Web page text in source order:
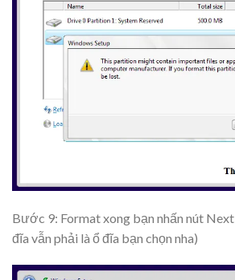
Bước 9: Format xong bạn nhấn nút Next
đĩa vẫn phải là ổ đĩa bạn chọn nha)